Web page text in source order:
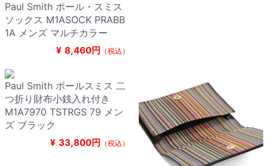
Paul Smith ポール・スミス
ソックス M1ASOCK PRABB
1A メンズ マルチカラー
¥ 8,460円 （税込）
Paul Smith ポールスミス 二
つ折り財布小銭入れ付き
M1A7970 TSTRGS 79 メン
ズ ブラック
¥ 33,800円 （税込）